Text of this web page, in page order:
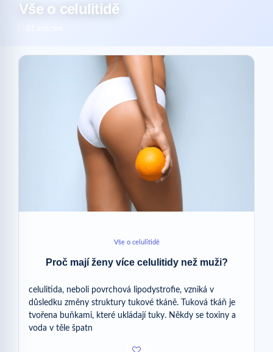
Vše o celulitidě
Vše o celulitidě
Proč mají ženy více celulitidy než muži?
celulitida, neboli povrchová lipodystrofie, vzniká v
důsledku změny struktury tukové tkáně. Tuková tkáň je
tvořena buňkami, které ukládají tuky. Někdy se toxiny a
voda v těle špatn